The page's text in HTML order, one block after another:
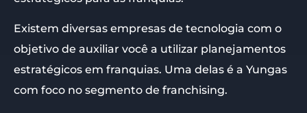
Existem diversas empresas de tecnologia com o
objetivo de auxiliar você a utilizar planejamentos
estratégicos em franquias. Uma delas é a Yungas
com foco no segmento de franchising.